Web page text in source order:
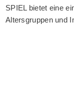
SPIEL bietet eine
Altersgruppen und